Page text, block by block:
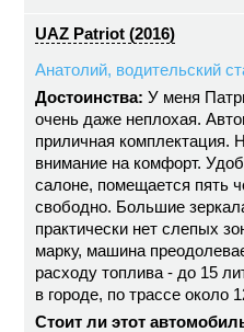
UAZ Patriot (2016)
Анатолий, водительский
Достоинства: У меня
очень даже неплохая.
приличная комплектация.
внимание на комфорт.
салоне, помещается пять
свободно. Большие
практически нет слепых
марку, машина
расходу топлива - до 15
в городе, по трассе около
Стоит ли этот